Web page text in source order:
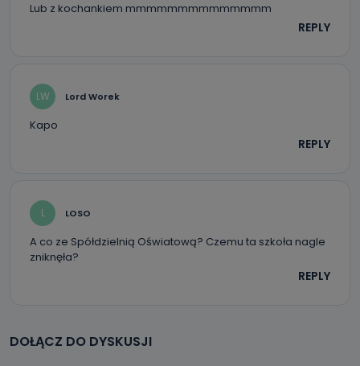
Lub z kochankiem mmmmmmmmmmmmmm
REPLY
LW Lord Worek
Kapo
REPLY
L LOSO
A co ze Spółdzielnią Oświatową? Czemu ta szkoła nagle
zniknęła?
REPLY
DOŁĄCZ DO DYSKUSJI